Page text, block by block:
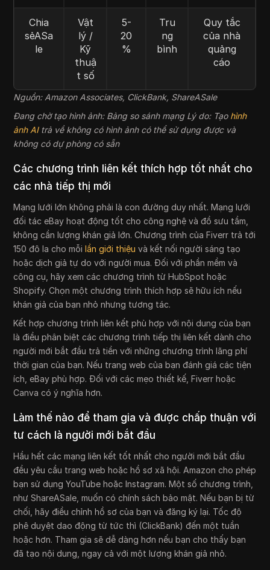
Chia
sẻASa
le
Vật
lý /
Kỹ
thuậ
t số
5-
20
%
Tru
ng
bình
Quy tắc
của nhà
quảng
cáo
Nguồn: Amazon Associates, ClickBank, ShareASale
Đang chờ tạo hình ảnh: Bảng so sánh mạng Lý do: Tạo hình
ảnh AItrả về không có hình ảnh có thể sử dụng được và
không có dự phòng có sẵn
Các chương trình liên kết thích hợp tốt nhất cho
các nhà tiếp thị mới
Mạng lưới lớn không phải là con đường duy nhất. Mạng lưới
đối tác eBay hoạt động tốt cho công nghệ và đồ sưu tầm,
không cần lượng khán giả lớn. Chương trình của Fiverr trả tới
150 đô la cho mỗilần giới thiệu và kết nối người sáng tạo
hoặc dịch giả tự do với người mua. Đối với phần mềm và
công cụ, hãy xem các chương trình từ HubSpot hoặc
Shopify. Chọn một chương trình thích hợp sẽ hữu ích nếu
khán giả của bạn nhỏ nhưng tương tác.
Kết hợp chương trình liên kết phù hợp với nội dung của bạn
là điều phân biệt các chương trình tiếp thị liên kết dành cho
người mới bắt đầu trả tiền với những chương trình lãng phí
thời gian của bạn. Nếu trang web của bạn đánh giá các tiện
ích, eBay phù hợp. Đối với các mẹo thiết kế, Fiverr hoặc
Canva có ý nghĩa hơn.
Làm thế nào để tham gia và được chấp thuận với
tư cách là người mới bắt đầu
Hầu hết các mạng liên kết tốt nhất cho người mới bắt đầu
đều yêu cầu trang web hoặc hồ sơ xã hội. Amazon cho phép
bạn sử dụng YouTube hoặc Instagram. Một số chương trình,
như ShareASale, muốn có chính sách bảo mật. Nếu bạn bị từ
chối, hãy điều chỉnh hồ sơ của bạn và đăng ký lại. Tốc độ
phê duyệt dao động từ tức thì (ClickBank) đến một tuần
hoặc hơn. Tham gia sẽ dễ dàng hơn nếu bạn cho thấy bạn
đã tạo nội dung, ngay cả với một lượng khán giả nhỏ.